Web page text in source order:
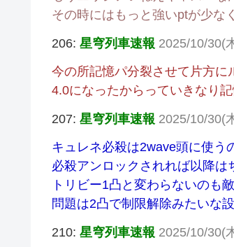
その時にはもっと強いptが少な
206: 星穹列車速報 2025/10/30(
今の所記憶パ分裂させて片方
4.0になったからっていきなり
207: 星穹列車速報 2025/10/30(
キュレネ必殺は2wave頭に使う
必殺アンロックされれば以降は
トリビー1凸と変わらないのも
問題は2凸で制限解除みたいな
210: 星穹列車速報 2025/10/30(